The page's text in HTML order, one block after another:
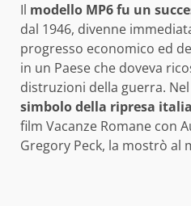
Il modello MP6 fu un
dal 1946, divenne
progresso economico ed
in un Paese che doveva
distruzioni della guerra.
simbolo della ripresa
film Vacanze Romane con
Gregory Peck, la mostrò al